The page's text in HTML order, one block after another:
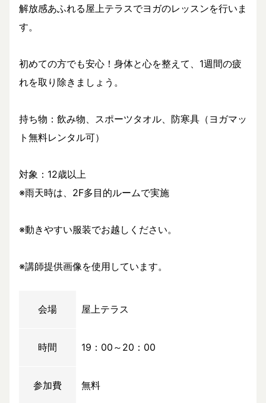
解放感あふれる屋上テラスでヨガのレッスンを行いま
す。
初めての方でも安心！身体と心を整えて、1週間の疲
れを取り除きましょう。
持ち物：飲み物、スポーツタオル、防寒具（ヨガマッ
ト無料レンタル可）
対象：12歳以上
※雨天時は、2F多目的ルームで実施
※動きやすい服装でお越しください。
※講師提供画像を使用しています。
会場 屋上テラス
時間 19：00～20：00
参加費 無料